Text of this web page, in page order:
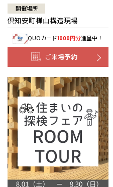
開催場所
倶知安町樺山構造現場
QUOカード1000円分進呈中！
ご来場予約
宮城
福島
富山
石川
福井
埼玉
千葉
茨城
栃木
群馬
岐阜
静岡
三重
大阪
京都
兵庫
奈良
滋賀
和歌山
中国・四国
岡山
香川
愛媛
鳥取
島根
広島
九州
福岡
佐賀
熊本
大分
宮崎
分譲マンション
※現住所のある都道府県以外の建
くの展示場又は店舗にお問合せく
応します。お気軽にご相談くださ
道東
釧路
山形県
宮城県
仙台
福島県
会津
長野県
富山県
富山
石川県
福井県
福井
神奈川県
相模
埼玉県
埼玉
千葉県
千葉
柏
茨城県
水戸
栃木県
宇都宮
小山
群馬県
群馬
伊勢崎
岐阜県
岐阜
静岡県
三重県
四日市
大阪府
大阪
京都府
京都
兵庫県
姫路
奈良県
奈良
中国・四国
岡山県
岡山
愛媛県
松山
九州
福岡県
福岡
佐賀県
佐賀
熊本県
熊本
大分県
大分
宮崎県
宮崎
鹿児島県
鹿児島